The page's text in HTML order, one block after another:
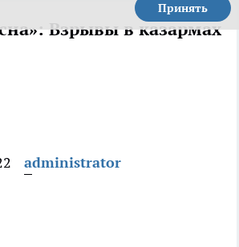
Принять
Взрывы в казармах
administrator